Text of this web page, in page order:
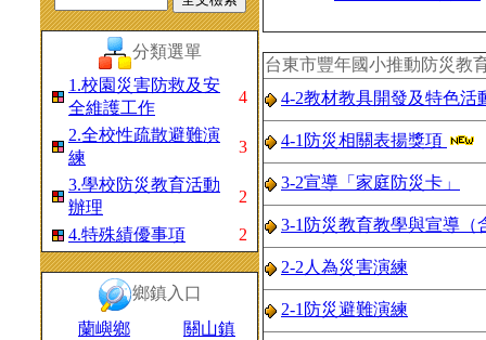
分類選單
1.校園災害防救及安
全維護工作
4
2.全校性疏散避難演
練
3
3.學校防災教育活動
辦理
2
4.特殊績優事項 2
鄉鎮入口
蘭嶼鄉
關山鎮
台東市豐年國小推動防災
4-2教材教具開發及特色
4-1防災相關表揚獎項
3-2宣導「家庭防災卡」
3-1防災教育教學與宣導（
2-2人為災害演練
2-1防災避難演練